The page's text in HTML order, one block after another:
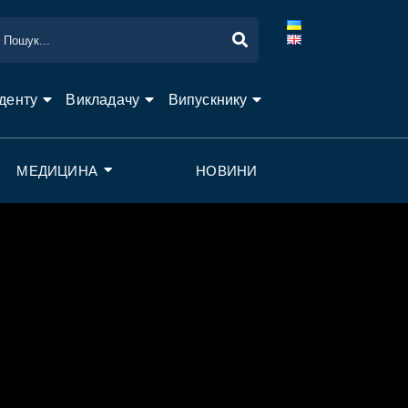
Викладачу Випускнику
МЕДИЦИНА НОВИНИ